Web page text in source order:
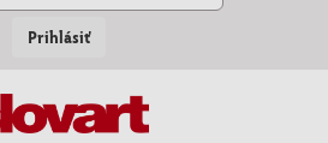
Prihlásiť